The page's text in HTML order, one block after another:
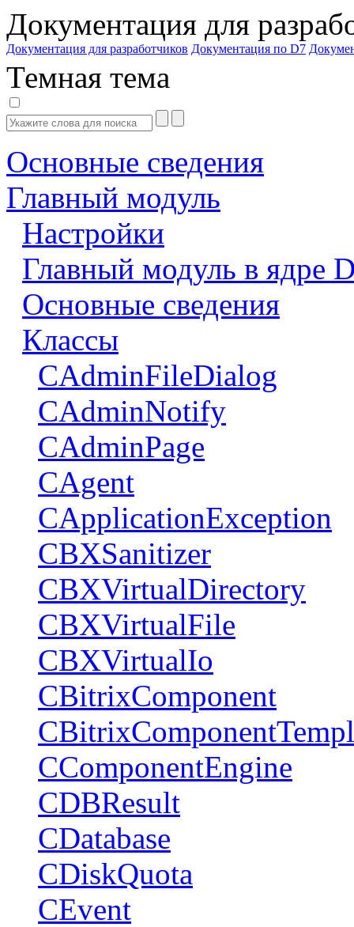
Документация для
Документация для разработчиков Документация по D7
Темная тема
Основные сведения
Главный модуль
Настройки
Главный модуль в ядре
Основные сведения
Классы
CAdminFileDialog
CAdminNotify
CAdminPage
CAgent
CApplicationException
CBXSanitizer
CBXVirtualDirectory
CBXVirtualFile
CBXVirtualIo
CBitrixComponent
CComponentEngine
CDBResult
CDatabase
CDiskQuota
CEvent